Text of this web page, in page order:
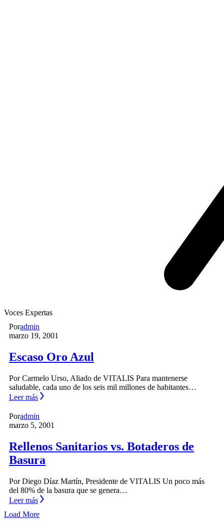
Voces Expertas
Poradmin
marzo 19, 2001
Escaso Oro Azul
Por Carmelo Urso, Aliado de VITALIS Para mantenerse
saludable, cada uno de los seis mil millones de habitantes…
Leer más
Poradmin
marzo 5, 2001
Rellenos Sanitarios vs. Botaderos de
Basura
Por Diego Díaz Martín, Presidente de VITALIS Un poco más
del 80% de la basura que se genera…
Leer más
Load More